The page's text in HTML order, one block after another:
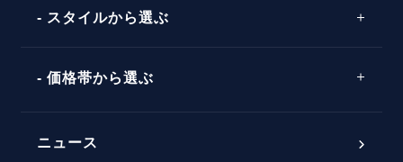
言葉
コンビネーション
ソリテール
ラインメレ
スタイルから選ぶ
シンプル
モード
価格帯から選ぶ
ニュース